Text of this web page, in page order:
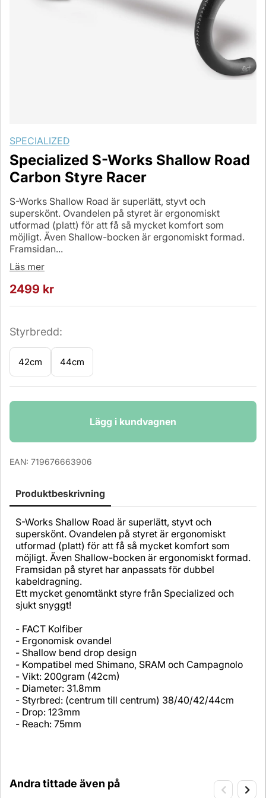
SPECIALIZED
Specialized S-Works Shallow Road
Carbon Styre Racer
S-Works Shallow Road är superlätt, styvt och
superskönt. Ovandelen på styret är ergonomiskt
utformad (platt) för att få så mycket komfort som
möjligt. Även Shallow-bocken är ergonomiskt formad.
Framsidan...
Läs mer
2499 kr
Styrbredd:
42cm 44cm
Lägg i kundvagnen
EAN: 719676663906
Produktbeskrivning
S-Works Shallow Road är superlätt, styvt och
superskönt. Ovandelen på styret är ergonomiskt
utformad (platt) för att få så mycket komfort som
möjligt. Även Shallow-bocken är ergonomiskt formad.
Framsidan på styret har anpassats för dubbel
kabeldragning.
Ett mycket genomtänkt styre från Specialized och
sjukt snyggt!
- FACT Kolfiber
- Ergonomisk ovandel
- Shallow bend drop design
- Kompatibel med Shimano, SRAM och Campagnolo
- Vikt: 200gram (42cm)
- Diameter: 31.8mm
- Styrbred: (centrum till centrum) 38/40/42/44cm
- Drop: 123mm
- Reach: 75mm
Andra tittade även på